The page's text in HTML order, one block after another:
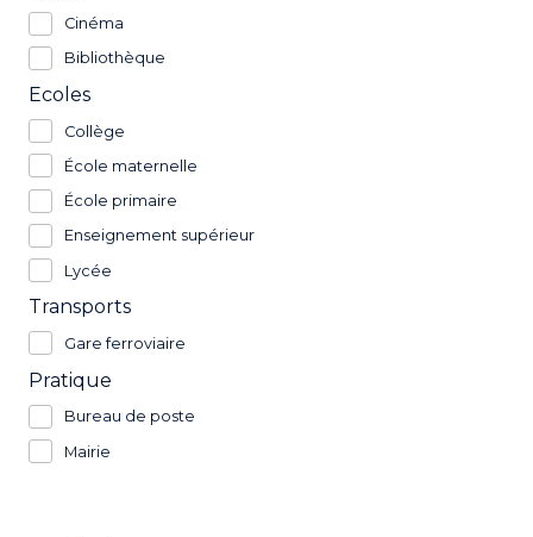
Cinéma
Bibliothèque
Ecoles
Collège
École maternelle
École primaire
Enseignement supérieur
Lycée
Transports
Gare ferroviaire
Pratique
Bureau de poste
Mairie